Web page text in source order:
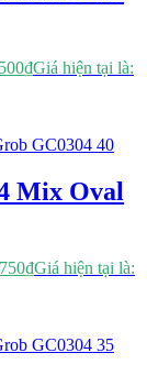
₫Giá hiện tại là:
Mix Oval
₫Giá hiện tại là: